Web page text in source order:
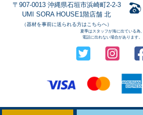
〒907-0013 沖縄県石垣市浜崎町2-2-3
UMI SORA HOUSE1階店舗 北
（器材を事前に送られる方はこちらへ）
夏季はスタッフが海に出ている為、
電話に出れない場合があります。